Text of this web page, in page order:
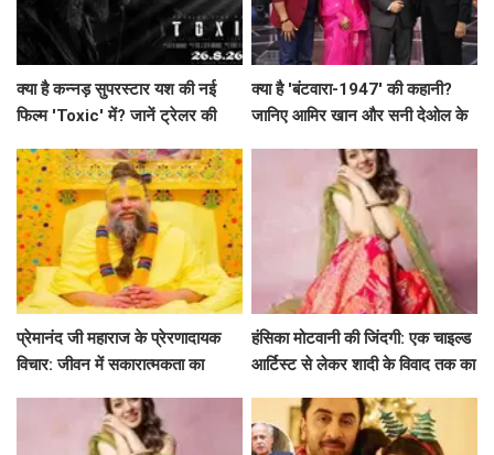
क्या है कन्नड़ सुपरस्टार यश की नई
फिल्म 'Toxic' में? जानें ट्रेलर की
क्या है 'बंटवारा-1947' की कहानी?
जानिए आमिर खान और सनी देओल के
प्रेमानंद जी महाराज के प्रेरणादायक
विचार: जीवन में सकारात्मकता का
हंसिका मोटवानी की जिंदगी: एक चाइल्ड
आर्टिस्ट से लेकर शादी के विवाद तक का